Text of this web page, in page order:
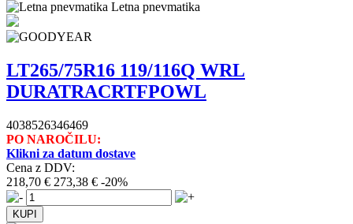
Letna pnevmatika
LT265/75R16 119/116Q WRL
DURATRACRTFPOWL
4038526346469
PO NAROČILU:
Klikni za datum dostave
Cena z DDV:
218,70 € 273,38 € -20%